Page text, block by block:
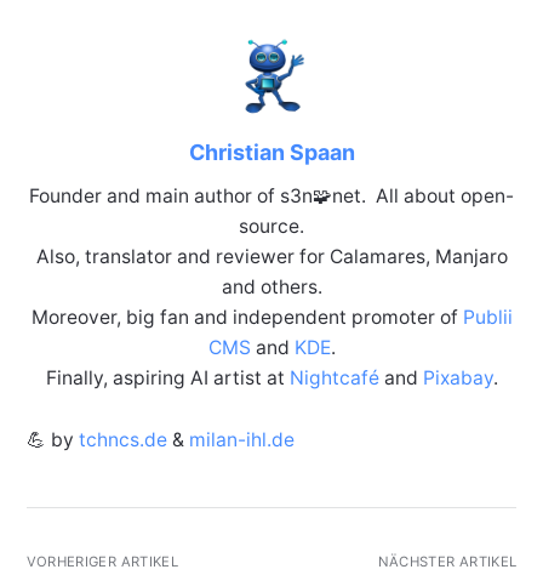
Christian Spaan
Founder and main author of s3n🧩net. All about open-
source.
Also, translator and reviewer for Calamares, Manjaro
and others.
Moreover, big fan and independent promoter of Publii
CMS and KDE.
Finally, aspiring AI artist at Nightcaféand Pixabay.
💪 by tchncs.de& milan-ihl.de
VORHERIGER ARTIKEL NÄCHSTER ARTIKEL